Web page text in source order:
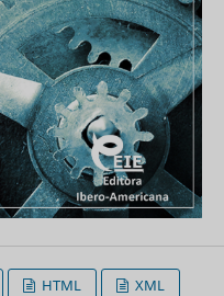
HTML XML